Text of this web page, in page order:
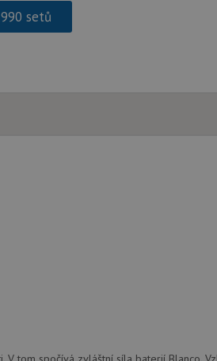
setů
Tento soubor
požadavku
uživatele a
Zaznamenává
ochrany